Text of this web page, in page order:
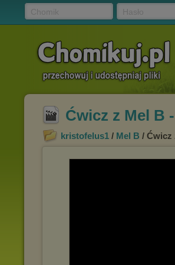
Ćwicz z Mel B
kristofelus1 / Mel B / Ćwicz